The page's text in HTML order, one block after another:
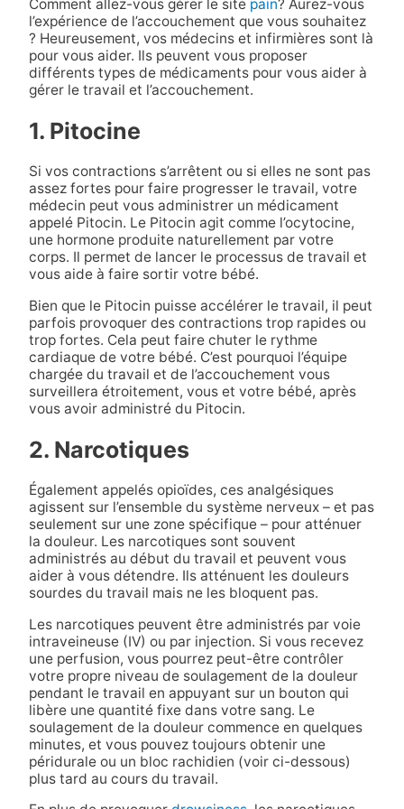
Comment allez-vous gérer le site pain? Aurez-vous
l’expérience de l’accouchement que vous souhaitez
? Heureusement, vos médecins et infirmières sont là
pour vous aider. Ils peuvent vous proposer
différents types de médicaments pour vous aider à
gérer le travail et l’accouchement.
1. Pitocine
Si vos contractions s’arrêtent ou si elles ne sont pas
assez fortes pour faire progresser le travail, votre
médecin peut vous administrer un médicament
appelé Pitocin. Le Pitocin agit comme l’ocytocine,
une hormone produite naturellement par votre
corps. Il permet de lancer le processus de travail et
vous aide à faire sortir votre bébé.
Bien que le Pitocin puisse accélérer le travail, il peut
parfois provoquer des contractions trop rapides ou
trop fortes. Cela peut faire chuter le rythme
cardiaque de votre bébé. C’est pourquoi l’équipe
chargée du travail et de l’accouchement vous
surveillera étroitement, vous et votre bébé, après
vous avoir administré du Pitocin.
2. Narcotiques
Également appelés opioïdes, ces analgésiques
agissent sur l’ensemble du système nerveux – et pas
seulement sur une zone spécifique – pour atténuer
la douleur. Les narcotiques sont souvent
administrés au début du travail et peuvent vous
aider à vous détendre. Ils atténuent les douleurs
sourdes du travail mais ne les bloquent pas.
Les narcotiques peuvent être administrés par voie
intraveineuse (IV) ou par injection. Si vous recevez
une perfusion, vous pourrez peut-être contrôler
votre propre niveau de soulagement de la douleur
pendant le travail en appuyant sur un bouton qui
libère une quantité fixe dans votre sang. Le
soulagement de la douleur commence en quelques
minutes, et vous pouvez toujours obtenir une
péridurale ou un bloc rachidien (voir ci-dessous)
plus tard au cours du travail.